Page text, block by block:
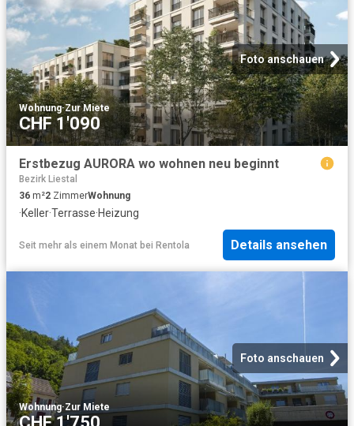
Foto anschauen
Wohnung·Zur Miete
CHF 1'090
Erstbezug AURORA wo wohnen neu beginnt
Bezirk Liestal
36 m²2 ZimmerWohnung
·Keller·Terrasse·Heizung
Seit mehr als einem Monat bei Rentola Details ansehen
Foto anschauen
Wohnung·Zur Miete